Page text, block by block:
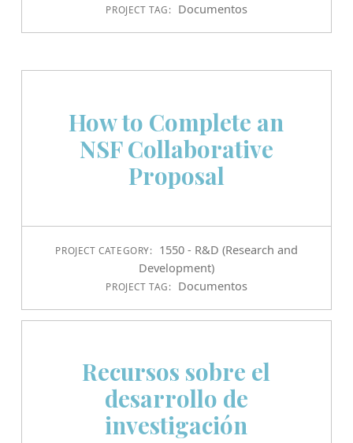
PROJECT TAG: Documentos
How to Complete an
NSF Collaborative
Proposal
PROJECT CATEGORY:
1550 - R&D (Research and
Development)
PROJECT TAG: Documentos
Recursos sobre el
desarrollo de
investigación